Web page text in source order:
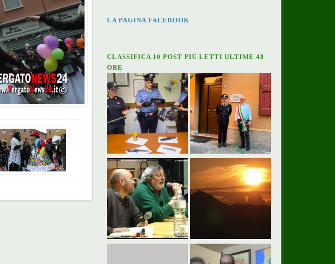
LA PAGINA FACEBOOK
CLASSIFICA 10 POST PIÙ LETTI ULTIME 48
ORE